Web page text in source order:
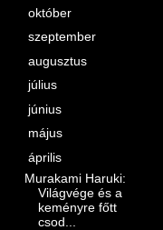
október
szeptember
augusztus
július
június
május
április
Murakami Haruki:
Világvége és a
keményre főtt
csod...